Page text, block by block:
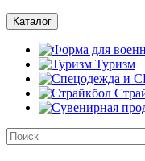
Каталог
Туризм